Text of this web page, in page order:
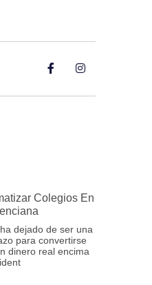
Colegios En
dejado de ser una
para convertirse
dinero real encima